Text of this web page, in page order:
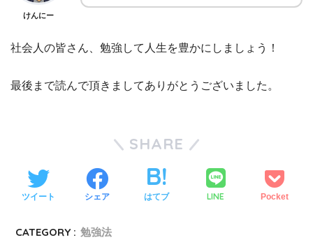
けんにー
社会人の皆さん、勉強して人生を豊かにしましょう！
最後まで読んで頂きましてありがとうございました。
SHARE
ツイート シェア はてブ LINE Pocket
CATEGORY : 勉強法